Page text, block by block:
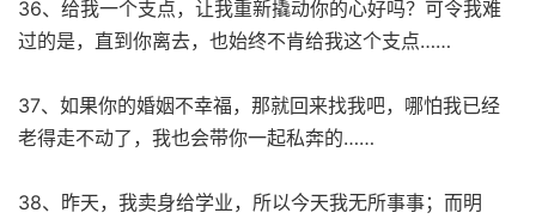
36、给我一个支点，让我重新撬动你的心好吗？可令我难
过的是，直到你离去，也始终不肯给我这个支点……
37、如果你的婚姻不幸福，那就回来找我吧，哪怕我已经
老得走不动了，我也会带你一起私奔的……
38、昨天，我卖身给学业，所以今天我无所事事；而明